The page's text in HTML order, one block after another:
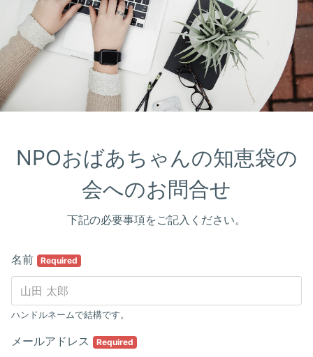
NPOおばあちゃんの知恵袋の
会へのお問合せ
下記の必要事項をご記入ください。
名前 Required
ハンドルネームで結構です。
メールアドレス Required